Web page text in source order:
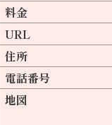
料金
URL
住所
電話番号
地図